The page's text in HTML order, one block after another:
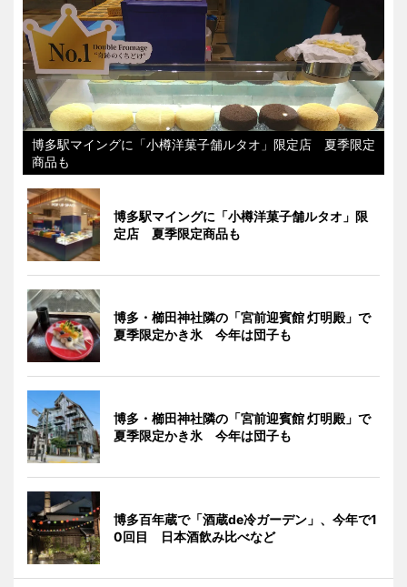
博多駅マイングに「小樽洋菓子舗ルタオ」限定店 夏季限定
商品も
博多駅マイングに「小樽洋菓子舗ルタオ」限
定店 夏季限定商品も
博多・櫛田神社隣の「宮前迎賓館 灯明殿」で
夏季限定かき氷 今年は団子も
博多・櫛田神社隣の「宮前迎賓館 灯明殿」で
夏季限定かき氷 今年は団子も
博多百年蔵で「酒蔵de冷ガーデン」、今年で1
0回目 日本酒飲み比べなど